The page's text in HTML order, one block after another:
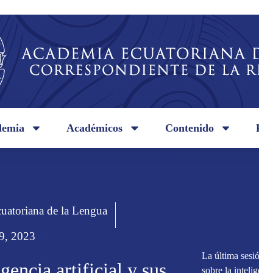
Académicos Contenido
de la Lengua
2023
La última
sobre la